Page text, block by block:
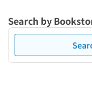
Search by